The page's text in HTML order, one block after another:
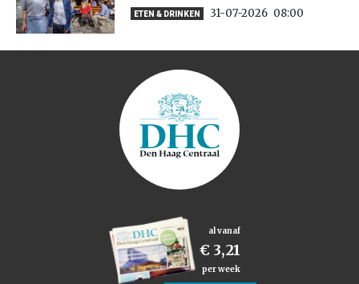
ETEN & DRINKEN 31-07-2026 08:00
al vanaf
€ 3,21
per week